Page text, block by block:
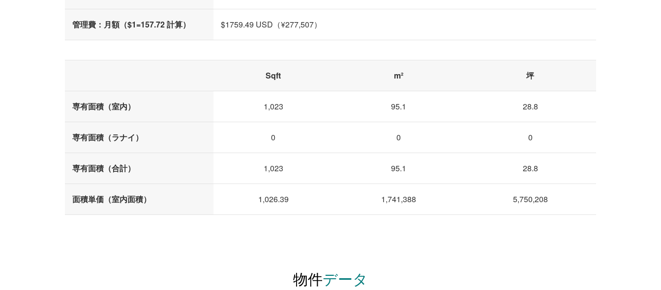
管理費：月額（$1=157.72 計算） $1759.49 USD（¥277,507）
Sqft m² 坪
専有面積（室内） 1,023 95.1 28.8
専有面積（ラナイ） 0 0 0
専有面積（合計） 1,023 95.1 28.8
面積単価（室内面積） 1,026.39 1,741,388 5,750,208
物件データ